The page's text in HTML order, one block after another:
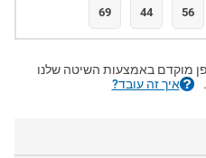
69 44 56
מוקדם באמצעות השיטה שלנו
. איך זה עובד?